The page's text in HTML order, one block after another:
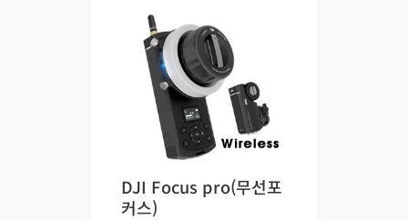
DJI Focus pro(무선포
커스)